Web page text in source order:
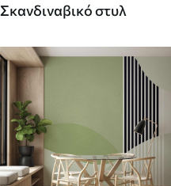
Σκανδιναβικό στυλ